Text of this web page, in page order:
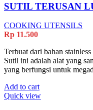
SUTIL TERUSAN
COOKING UTENSILS
Rp 11.500
Terbuat dari bahan
Sutil ini adalah alat yang
yang berfungsi untuk
Add to cart
Quick view